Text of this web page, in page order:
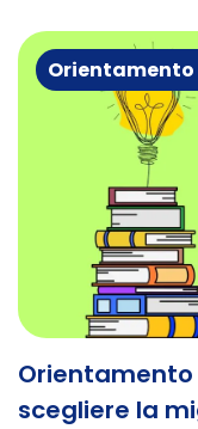
Orientamento
scegliere la